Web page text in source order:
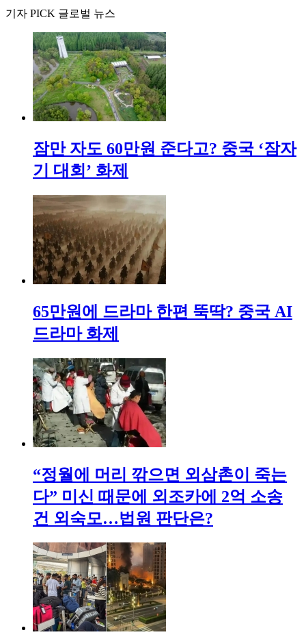
기자 PICK 글로벌 뉴스
잠만 자도 60만원 준다고? 중국 ‘잠자
기 대회’ 화제
65만원에 드라마 한편 뚝딱? 중국 AI
드라마 화제
“정월에 머리 깎으면 외삼촌이 죽는
다” 미신 때문에 외조카에 2억 소송
건 외숙모…법원 판단은?